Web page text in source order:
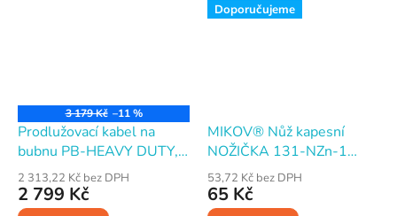
3 179 Kč –11 %
Prodlužovací kabel na
bubnu PB-HEAVY DUTY,
guma, 30 m, 4x nerotující
zásuvka, 3x 1,5 mm2,
IP44, černý
2 313,22 Kč bez DPH
2 799 Kč
Doporučujeme
MIKOV® Nůž kapesní
NOŽIČKA 131-NZn-1
zavírací, 74 mm
53,72 Kč bez DPH
65 Kč